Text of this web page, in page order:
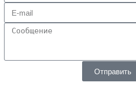
Отправить